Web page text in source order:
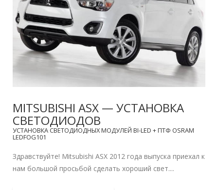
MITSUBISHI ASX — УСТАНОВКА
СВЕТОДИОДОВ
УСТАНОВКА СВЕТОДИОДНЫХ МОДУЛЕЙ BI-LED + ПТФ OSRAM
LEDFOG101
Здравствуйте! Mitsubishi ASX 2012 года выпуска приехал к
нам большой просьбой сделать хороший свет....